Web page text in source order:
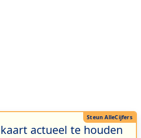
actueel te houden